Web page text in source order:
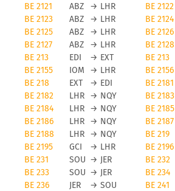
BE 2121
ABZ → LHR BE 2122
BE 2123
ABZ → LHR BE 2124
BE 2125
ABZ → LHR BE 2126
BE 2127
ABZ → LHR BE 2128
BE 213
EDI → EXT BE 213
BE 2155
IOM → LHR BE 2156
BE 218
EXT → EDI BE 2181
BE 2182
LHR → NQY BE 2183
BE 2184
LHR → NQY BE 2185
BE 2186
LHR → NQY BE 2187
BE 2188
LHR → NQY BE 219
BE 2195
GCI → LHR BE 2196
BE 231
SOU → JER BE 232
BE 233
SOU → JER BE 234
BE 236
JER → SOU BE 241